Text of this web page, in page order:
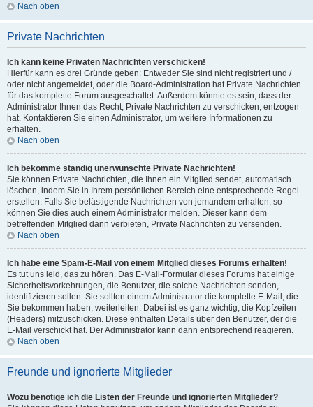
Nach oben
Private Nachrichten
Ich kann keine Privaten Nachrichten verschicken!
Hierfür kann es drei Gründe geben: Entweder Sie sind nicht registriert und /
oder nicht angemeldet, oder die Board-Administration hat Private Nachrichten
für das komplette Forum ausgeschaltet. Außerdem könnte es sein, dass der
Administrator Ihnen das Recht, Private Nachrichten zu verschicken, entzogen
hat. Kontaktieren Sie einen Administrator, um weitere Informationen zu
erhalten.
Nach oben
Ich bekomme ständig unerwünschte Private Nachrichten!
Sie können Private Nachrichten, die Ihnen ein Mitglied sendet, automatisch
löschen, indem Sie in Ihrem persönlichen Bereich eine entsprechende Regel
erstellen. Falls Sie belästigende Nachrichten von jemandem erhalten, so
können Sie dies auch einem Administrator melden. Dieser kann dem
betreffenden Mitglied dann verbieten, Private Nachrichten zu versenden.
Nach oben
Ich habe eine Spam-E-Mail von einem Mitglied dieses Forums erhalten!
Es tut uns leid, das zu hören. Das E-Mail-Formular dieses Forums hat einige
Sicherheitsvorkehrungen, die Benutzer, die solche Nachrichten senden,
identifizieren sollen. Sie sollten einem Administrator die komplette E-Mail, die
Sie bekommen haben, weiterleiten. Dabei ist es ganz wichtig, die Kopfzeilen
(Headers) mitzuschicken. Diese enthalten Details über den Benutzer, der die
E-Mail verschickt hat. Der Administrator kann dann entsprechend reagieren.
Nach oben
Freunde und ignorierte Mitglieder
Wozu benötige ich die Listen der Freunde und ignorierten Mitglieder?